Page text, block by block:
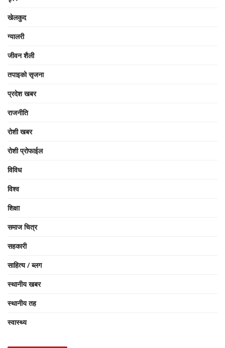
खेलकुद
ग्यालरी
जीवन शैली
तपाइको सृजना
प्रदेश खबर
राजनीति
रोशी खबर
रोशी प्रोफाईल
विविध
विश्व
शिक्षा
समाज चित्र
सहकारी
साहित्य / ब्लग
स्थानीय खबर
स्थानीय तह
स्वास्थ्य